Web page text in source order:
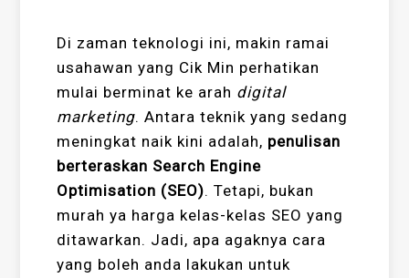
Di zaman teknologi ini, makin ramai
usahawan yang Cik Min perhatikan
mulai berminat ke arah digital
marketing. Antara teknik yang sedang
meningkat naik kini adalah, penulisan
berteraskan Search Engine
Optimisation (SEO). Tetapi, bukan
murah ya harga kelas-kelas SEO yang
ditawarkan. Jadi, apa agaknya cara
yang boleh anda lakukan untuk